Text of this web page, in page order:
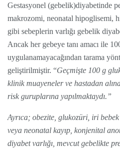
Gestasyonel (gebelik)diyabetinde
makrozomi, neonatal hipoglisemi,
gibi sebeplerin varlığı gebelik
Ancak her gebeye tanı amacı ile
uygulanamayacağından tarama
geliştirilmiştir. “Geçmişte 100 g
klinik muayeneler ve hastadan
risk guruplarına yapılmaktaydı.”
Ayrıca; obezite, glukozüri, iri
veya neonatal kayıp, konjenital
diyabet varlığı, mevcut gebelikte